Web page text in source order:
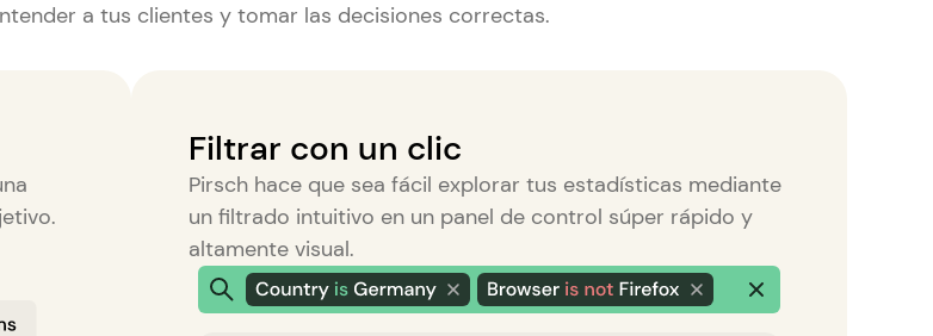
a tus clientes y tomar las decisiones correctas.
Filtrar con un clic
Pirsch hace que sea fácil explorar tus estadísticas mediante
un filtrado intuitivo en un panel de control súper rápido y
altamente visual.